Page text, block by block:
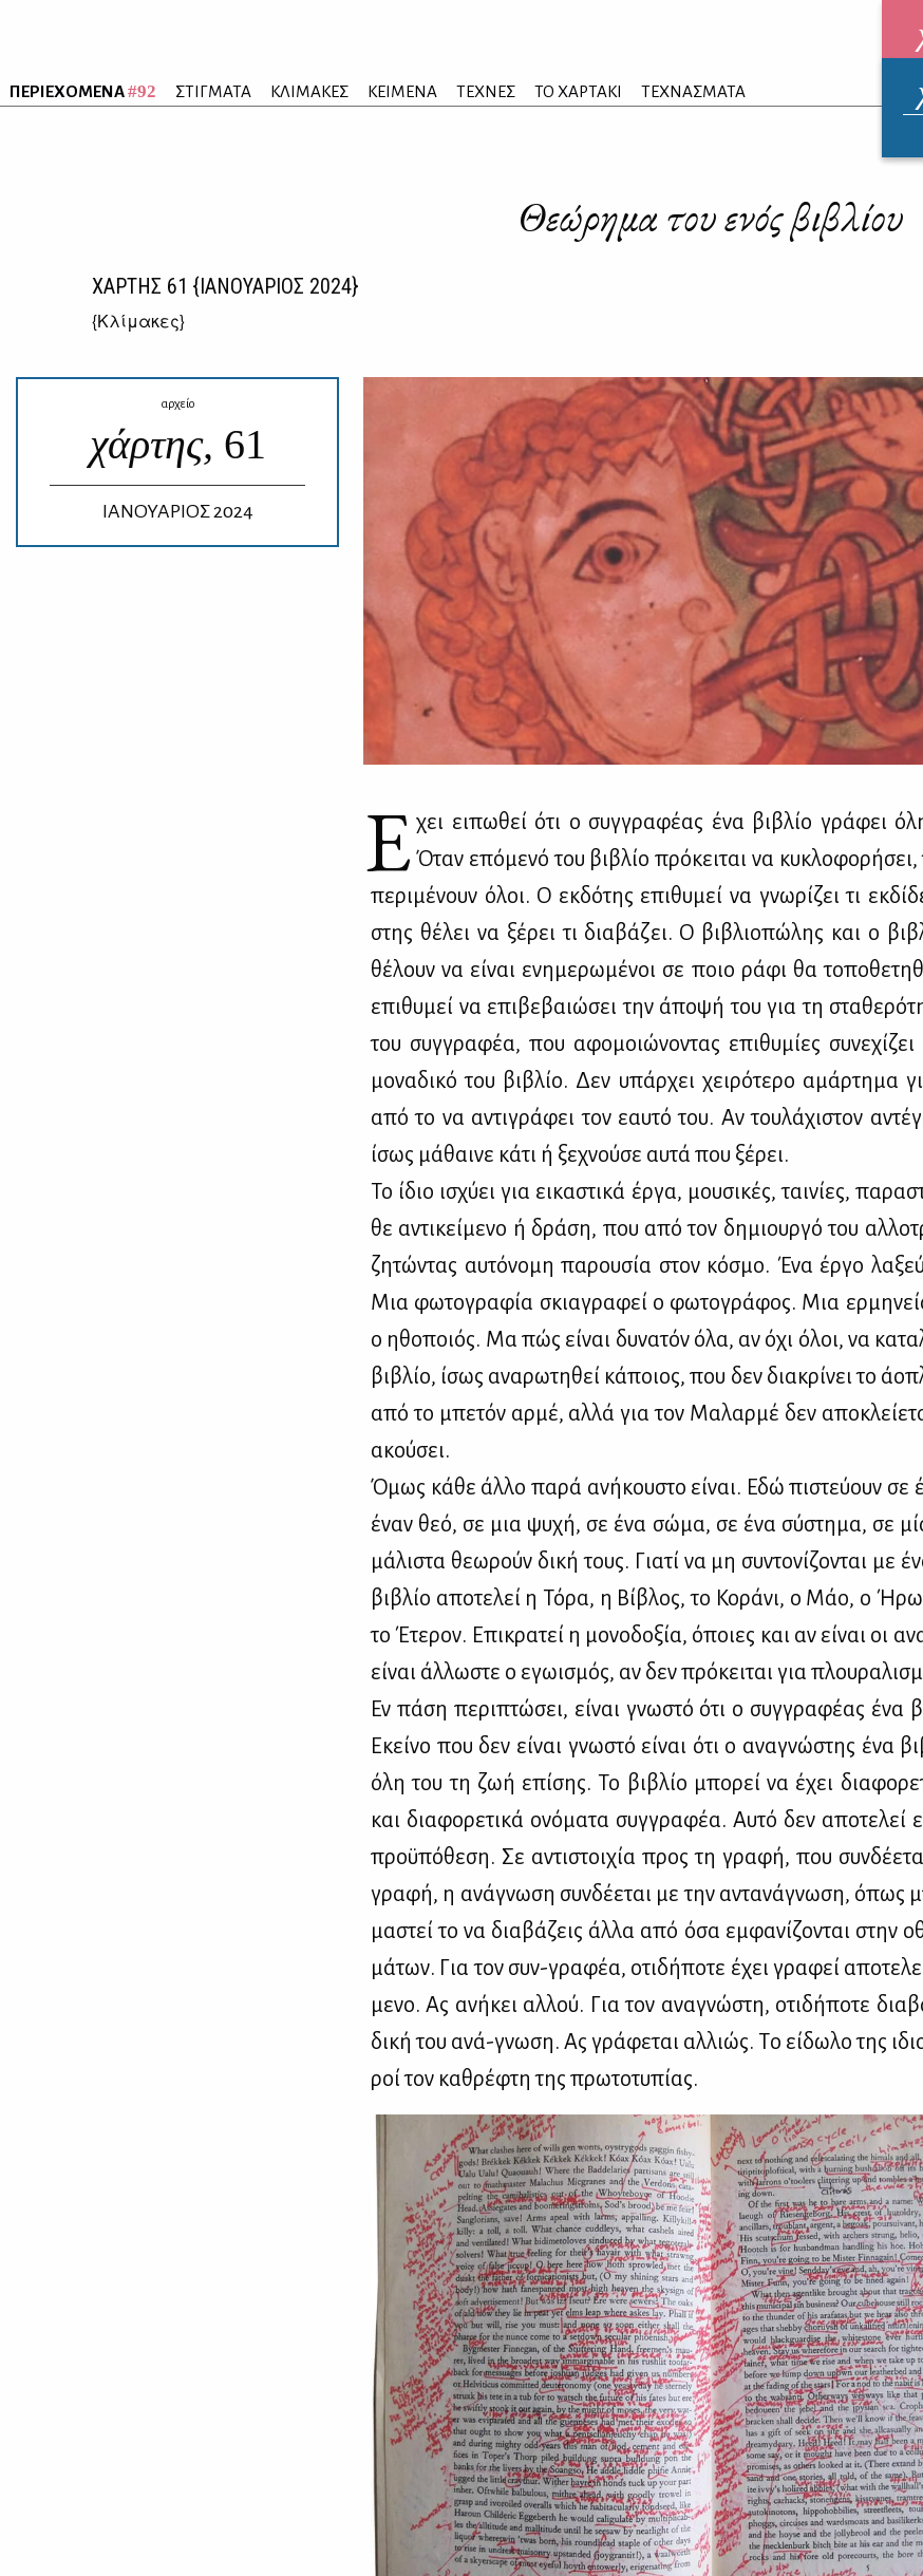
ΠΕΡΙΕΧΟΜΕΝΑ#92 ΣΤΙΓΜΑΤΑ ΚΛΙΜΑΚΕΣ ΚΕΙΜΕΝΑ ΤΕΧΝΕΣ ΤΟ ΧΑΡΤΑΚΙ ΤΕΧΝΑΣΜΑΤΑ
Θεώρημα του ενός βιβλίου
ΧΑΡΤΗΣ 61 {ΙΑΝΟΥΑΡΙΟΣ 2024}
{Κλίμακες}
αρχείο
χάρτης, 61
ΙΑΝΟΥΑΡΙΟΣ 2024
Έ χει ει­πω­θεί ότι ο συγ­γρα­φέ­ας ένα βι­βλίο γρά­φει
Όταν επό­με­νό του βι­βλίο πρό­κει­ται να κυ­κλο­φο­ρή­σει,
πε­ρι­μέ­νουν όλοι. Ο εκ­δό­της επι­θυ­μεί να γνω­ρί­ζει τι
στης θέ­λει να ξέ­ρει τι δια­βά­ζει. Ο βι­βλιο­πώ­λης και ο
θέ­λουν να εί­ναι ενη­με­ρω­μέ­νοι σε ποιο ρά­φι θα
επι­θυ­μεί να επι­βε­βαιώ­σει την άπο­ψή του για τη
του συγ­γρα­φέα, που αφο­μοιώ­νο­ντας επι­θυ­μί­ες
μο­να­δι­κό του βι­βλίο. Δεν υπάρ­χει χει­ρό­τε­ρο αμάρ­τη­μα
από το να αντι­γρά­φει τον εαυ­τό του. Αν του­λά­χι­στον
ίσως μά­θαι­νε κά­τι ή ξε­χνού­σε αυ­τά που ξέ­ρει.
Το ίδιο ισχύ­ει για ει­κα­στι­κά έρ­γα, μου­σι­κές, ται­νί­ες,
θε αντι­κεί­με­νο ή δρά­ση, που από τον δη­μιουρ­γό του
ζη­τώ­ντας αυ­τό­νο­μη πα­ρου­σία στον κό­σμο. Ένα έρ­γο
Μια φω­το­γρα­φία σκια­γρα­φεί ο φω­το­γρά­φος. Μια
ο ηθο­ποιός. Μα πώς εί­ναι δυ­να­τόν όλα, αν όχι όλοι, να
βι­βλίο, ίσως ανα­ρω­τη­θεί κά­ποιος, που δεν δια­κρί­νει το
από το μπε­τόν αρ­μέ, αλ­λά για τον Μα­λαρ­μέ δεν
ακού­σει.
Όμως κά­θε άλ­λο πα­ρά ανή­κου­στο εί­ναι. Εδώ πι­στεύ­ουν σε
έναν θεό, σε μια ψυ­χή, σε ένα σώ­μα, σε ένα σύ­στη­μα, σε
μά­λι­στα θε­ω­ρούν δι­κή τους. Για­τί να μη συ­ντο­νί­ζο­νται με
βι­βλίο απο­τε­λεί η Τό­ρα, η Βί­βλος, το Κο­ρά­νι, ο Μάο, ο
το Έτε­ρον. Επι­κρα­τεί η μο­νο­δο­ξία, όποιες και αν εί­ναι οι
εί­ναι άλ­λω­στε ο εγω­ι­σμός, αν δεν πρό­κει­ται για
Εν πά­ση πε­ρι­πτώ­σει, εί­ναι γνω­στό ότι ο συγ­γρα­φέ­ας ένα
Εκεί­νο που δεν εί­ναι γνω­στό εί­ναι ότι ο ανα­γνώ­στης ένα
όλη του τη ζωή επί­σης. Το βι­βλίο μπο­ρεί να έχει
και δια­φο­ρε­τι­κά ονό­μα­τα συγ­γρα­φέα. Αυ­τό δεν απο­τε­λεί
προ­ϋ­πό­θε­ση. Σε αντι­στοι­χία προς τη γρα­φή, που
γρα­φή, η ανά­γνω­ση συν­δέ­ε­ται με την αντα­νά­γνω­ση, όπως
μα­στεί το να δια­βά­ζεις άλ­λα από όσα εμ­φα­νί­ζο­νται στην
μά­των. Για τον συν-γρα­φέα, οτι­δή­πο­τε έχει γρα­φεί
με­νο. Ας ανή­κει αλ­λού. Για τον ανα­γνώ­στη, οτι­δή­πο­τε
δι­κή του ανά-γνω­ση. Ας γρά­φε­ται αλ­λιώς. Tο εί­δω­λο της
ροί τον κα­θρέ­φτη της πρω­το­τυ­πί­ας.